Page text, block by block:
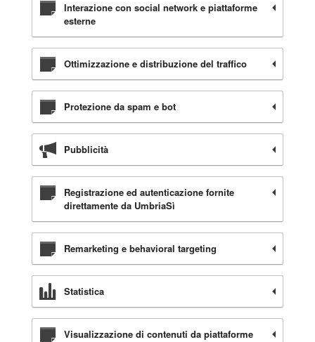
Interazione con social network e piattaforme
esterne
Ottimizzazione e distribuzione del traffico
Protezione da spam e bot
Pubblicità
Registrazione ed autenticazione fornite
direttamente da UmbriaSì
Remarketing e behavioral targeting
Statistica
Visualizzazione di contenuti da piattaforme